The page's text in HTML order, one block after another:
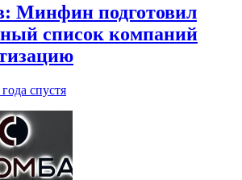
Минфин подготовил
список компаний
года спустя